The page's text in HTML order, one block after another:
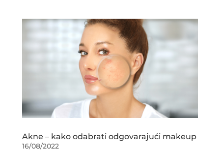
Akne – kako odabrati odgovarajući makeup
16/08/2022